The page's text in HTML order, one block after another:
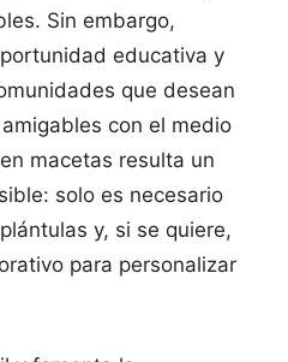
Sin embargo,
educativa y
que desean
con el medio
macetas resulta un
solo es necesario
y, si se quiere,
para personalizar